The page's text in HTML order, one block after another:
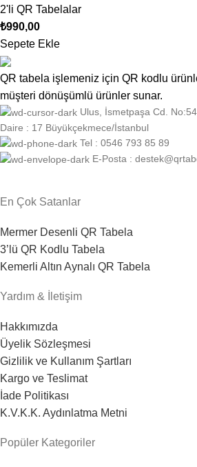
2'li QR Tabelalar
₺990,00
Sepete Ekle
QR tabela işlemeniz için QR kodlu
müşteri dönüşümlü ürünler sunar.
Ulus, İsmetpaşa Cd.
Daire : 17 Büyükçekmece/İstanbul
Tel : 0546 793 85 89
E-Posta :
En Çok Satanlar
Mermer Desenli QR Tabela
3’lü QR Kodlu Tabela
Kemerli Altın Aynalı QR Tabela
Yardım & İletişim
Hakkımızda
Üyelik Sözleşmesi
Gizlilik ve Kullanım Şartları
Kargo ve Teslimat
İade Politikası
K.V.K.K. Aydınlatma Metni
Popüler Kategoriler